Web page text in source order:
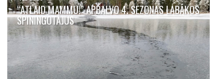
“ATLAID MAMMU!” APBALVO 4. SEZONAS LABĀKOS
SPININGOTĀJUS